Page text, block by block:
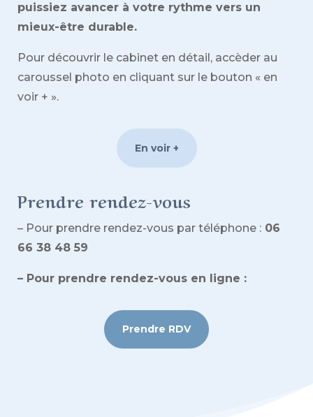
puissiez avancer à votre rythme vers un
mieux-être durable.
Pour découvrir le cabinet en détail, accèder au
caroussel photo en cliquant sur le bouton « en
voir + ».
En voir +
Prendre rendez-vous
– Pour prendre rendez-vous par téléphone : 06
66 38 48 59
– Pour prendre rendez-vous en ligne :
Prendre RDV